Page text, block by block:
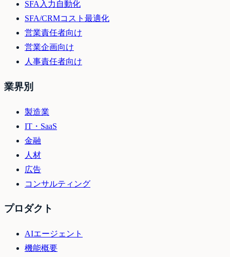
SFA入力自動化
SFA/CRMコスト最適化
営業責任者向け
営業企画向け
人事責任者向け
業界別
製造業
IT・SaaS
金融
人材
広告
コンサルティング
プロダクト
AIエージェント
機能概要